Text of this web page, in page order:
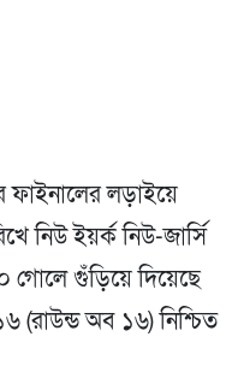
ফাইনালের লড়াইয়ে
নিউ ইয়র্ক নিউ-জার্সি
গোলে গুঁড়িয়ে দিয়েছে
(রাউন্ড অব ১৬) নিশ্চিত